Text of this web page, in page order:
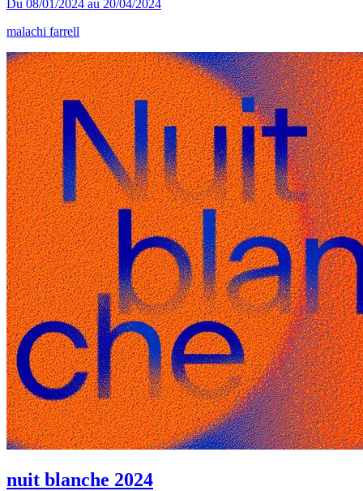
Du 08/01/2024 au 20/04/2024
malachi farrell
nuit blanche 2024